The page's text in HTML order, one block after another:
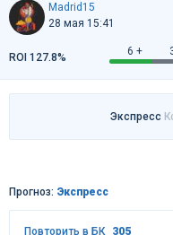
Madrid15
28 мая 15:41
6 +
ROI 127.8%
Экспресс
Прогноз: Экспресс
Повторить в БК 305